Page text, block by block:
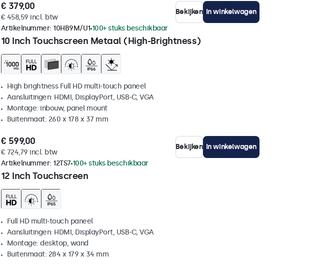
€ 379,00
€ 458,59 incl. btw
Bekijken In winkelwagen
10 Inch Touchscreen Metaal (High-Brightness)
Artikelnummer: 10HB9M/U1 100+ stuks beschikbaar
High brightness Full HD multi-touch paneel
Aansluitingen: HDMI, DisplayPort, USB-C, VGA
Montage: inbouw, panel mount
Buitenmaat: 260 x 178 x 37 mm
€ 599,00
€ 724,79 incl. btw
Bekijken In winkelwagen
12 Inch Touchscreen
Artikelnummer: 12TS7 100+ stuks beschikbaar
Full HD multi-touch paneel
Aansluitingen: HDMI, DisplayPort, USB-C, VGA
Montage: desktop, wand
Buitenmaat: 284 x 179 x 34 mm